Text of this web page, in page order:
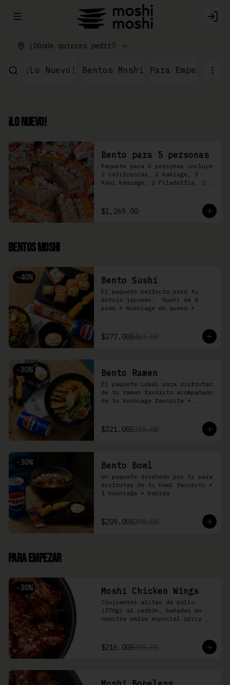
Abrir menu de navegación
¿Dónde quieres pedir?
¡Lo Nuevo! Bentos Moshi Para Empezar
¡Lo Nuevo!
Bento para 5 personas
Paquete para 5 personas incluye
2 californias, 2 kakiage, 2
Kani kaarage, 2 Filadelfia, 2
$1,269.00
Bentos Moshi
-40% Bento Sushi
El paquete perfecto para tu
antojo japonés.  Sushi de 8
pzas + Kushiage de queso +
$277.00$461.00
-30% Bento Ramen
El paquete ideal para disfrutar
de tu ramen favorito acompañado
de tu kushiage favorita +
$221.00$316.00
-30% Bento Bowl
Un paquete diseñado por ti para
disfrutar de tu bowl favorito +
1 kushiage + bebida
$209.00$298.00
Para Empezar
-30% Moshi Chicken Wings
Crujientes alitas de pollo
(370g) al carbón, bañadas en
nuestra salsa especial spicy
$216.00$309.00